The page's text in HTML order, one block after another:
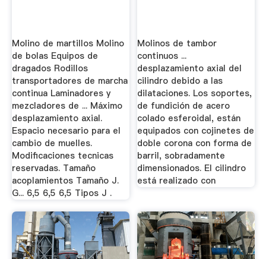
Molino de martillos Molino
de bolas Equipos de
dragados Rodillos
transportadores de marcha
continua Laminadores y
mezcladores de ... Máximo
desplazamiento axial.
Espacio necesario para el
cambio de muelles.
Modificaciones tecnicas
reservadas. Tamaño
acoplamientos Tamaño J.
G... 6,5 6,5 6,5 Tipos J .
Molinos de tambor
continuos ...
desplazamiento axial del
cilindro debido a las
dilataciones. Los soportes,
de fundición de acero
colado esferoidal, están
equipados con cojinetes de
doble corona con forma de
barril, sobradamente
dimensionados. El cilindro
está realizado con